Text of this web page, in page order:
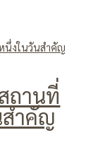
ถานที่
สำคัญ